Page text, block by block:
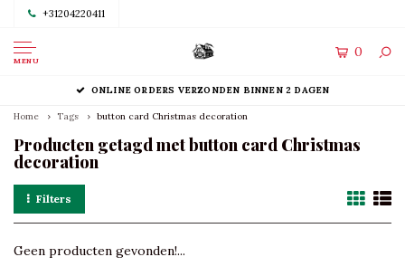
+31204220411
MENU
0
ONLINE ORDERS VERZONDEN BINNEN 2 DAGEN
Home Tags button card Christmas decoration
Producten getagd met button card Christmas
decoration
Filters
Geen producten gevonden!...